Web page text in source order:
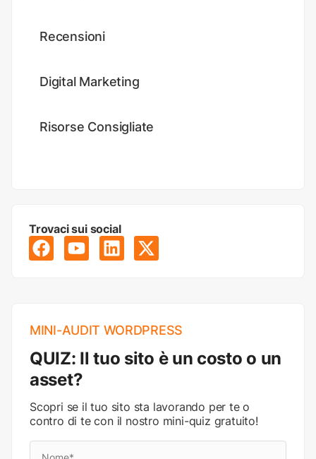
Recensioni
Digital Marketing
Risorse Consigliate
Trovaci sui social
MINI-AUDIT WORDPRESS
QUIZ: Il tuo sito è un costo o un
asset?
Scopri se il tuo sito sta lavorando per te o
contro di te con il nostro mini-quiz gratuito!